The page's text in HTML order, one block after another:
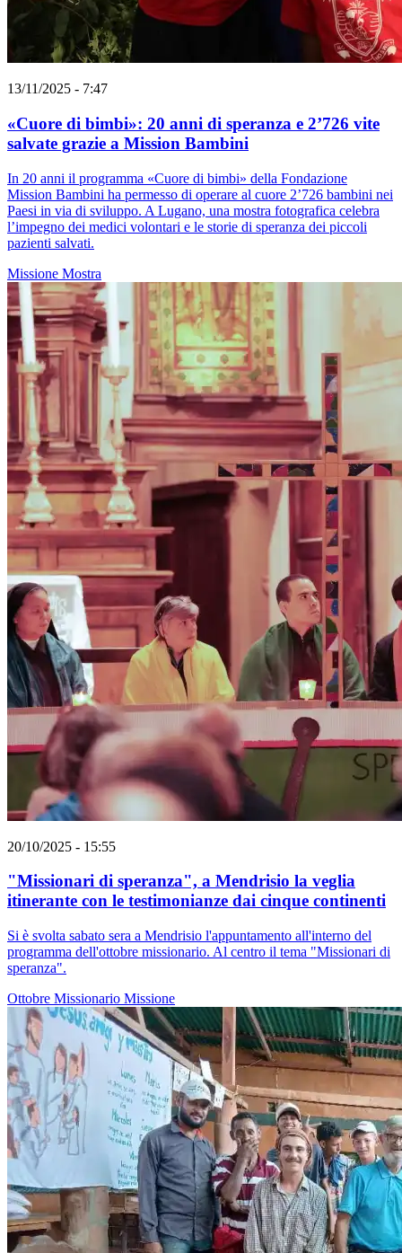
13/11/2025 - 7:47
«Cuore di bimbi»: 20 anni di speranza e 2’726 vite
salvate grazie a Mission Bambini
In 20 anni il programma «Cuore di bimbi» della Fondazione
Mission Bambini ha permesso di operare al cuore 2’726 bambini nei
Paesi in via di sviluppo. A Lugano, una mostra fotografica celebra
l’impegno dei medici volontari e le storie di speranza dei piccoli
pazienti salvati.
Missione Mostra
20/10/2025 - 15:55
"Missionari di speranza", a Mendrisio la veglia
itinerante con le testimonianze dai cinque continenti
Si è svolta sabato sera a Mendrisio l'appuntamento all'interno del
programma dell'ottobre missionario. Al centro il tema "Missionari di
speranza".
Ottobre Missionario Missione